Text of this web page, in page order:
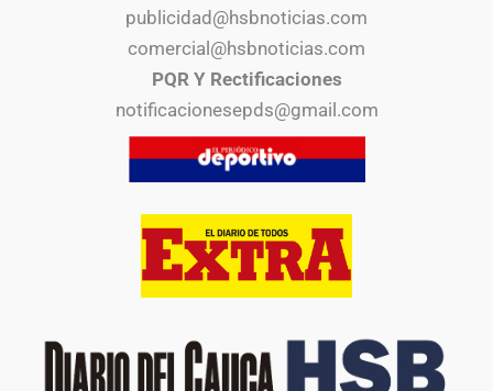
publicidad@hsbnoticias.com
comercial@hsbnoticias.com
PQR Y Rectificaciones
notificacionesepds@gmail.com